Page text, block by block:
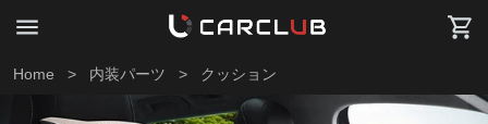
Home > 内装パーツ > クッション